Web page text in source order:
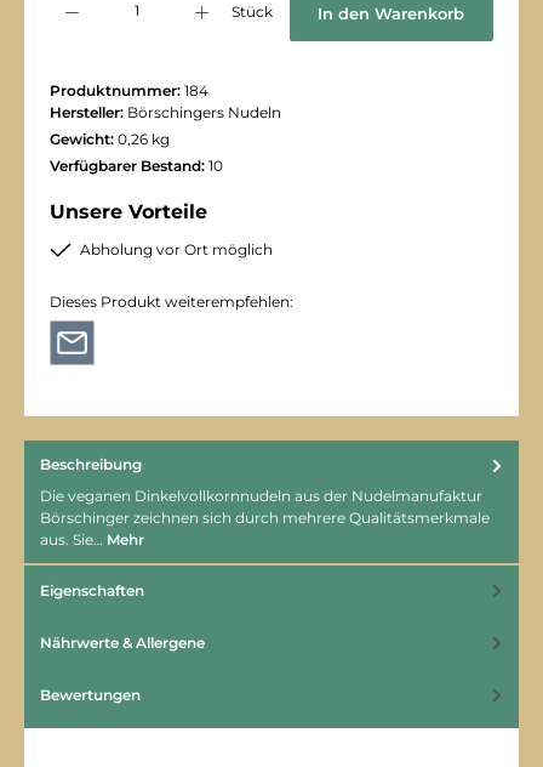
Stück In den Warenkorb
Produktnummer: 184
Hersteller: Börschingers Nudeln
Gewicht: 0,26 kg
Verfügbarer Bestand: 10
Unsere Vorteile
Abholung vor Ort möglich
Dieses Produkt weiterempfehlen:
Beschreibung
Die veganen Dinkelvollkornnudeln aus der Nudelmanufaktur
Börschinger zeichnen sich durch mehrere Qualitätsmerkmale
aus. Sie… Mehr
Eigenschaften
Nährwerte & Allergene
Bewertungen